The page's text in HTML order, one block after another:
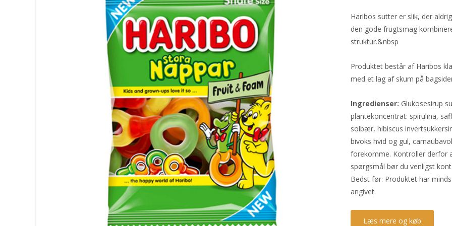
Haribos sutter er slik, der
den gode frugtsmag
struktur.&nbsp
Produktet består af Haribos
med et lag af skum på
Ingredienser: Glukosesirup
plantekoncentrat: spirulina,
solbær, hibiscus
bivoks hvid og gul,
forekomme. Kontroller derfor
spørgsmål bør du venligst
Bedst før: Produktet har
angivet.
Læs mere og køb